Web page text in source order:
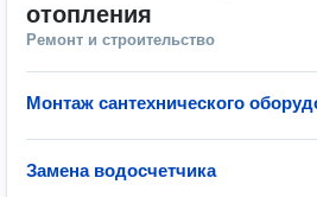
отопления
Ремонт и строительство
Монтаж сантехнического
Замена водосчетчика